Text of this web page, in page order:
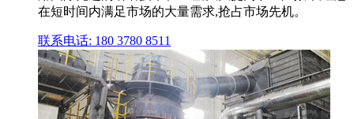
在短时间内满足市场的大量需求,抢占市场先机。
联系电话: 180 3780 8511